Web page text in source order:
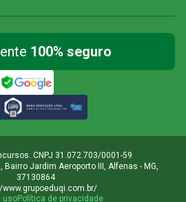
100% seguro
CNPJ 31.072.703/0001-59
Jardim Aeroporto III, Alfenas - MG,
37130864
usoPolítica de privacidade